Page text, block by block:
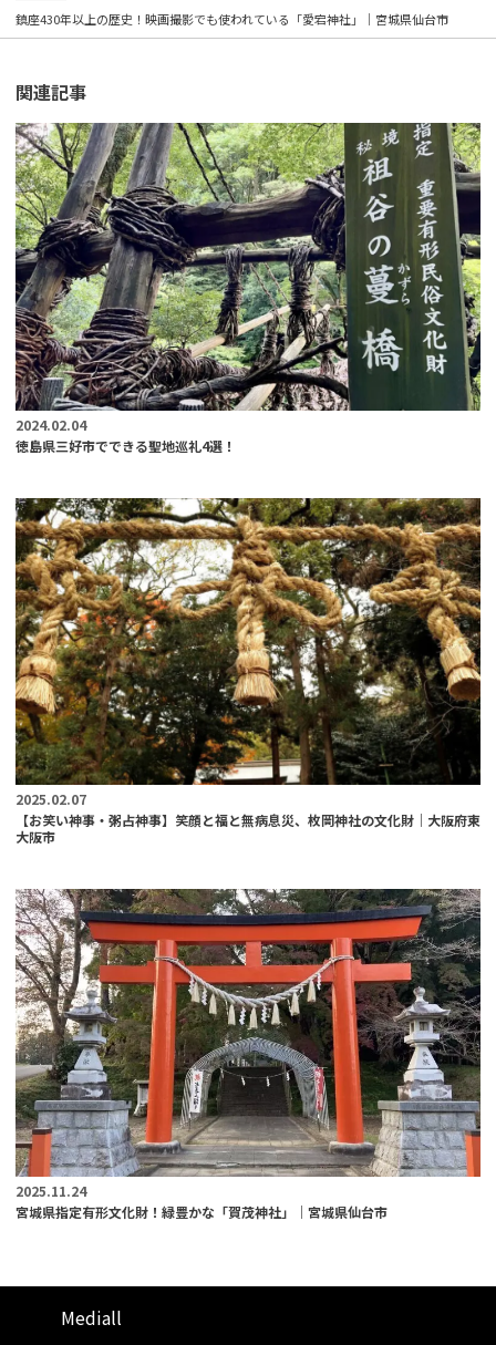
鎮座430年以上の歴史！映画撮影でも使われている「愛宕神社」｜宮城県仙台市
関連記事
2024.02.04
徳島県三好市でできる聖地巡礼4選！
2025.02.07
【お笑い神事・粥占神事】笑顔と福と無病息災、枚岡神社の文化財｜大阪府東
大阪市
2025.11.24
宮城県指定有形文化財！緑豊かな「賀茂神社」｜宮城県仙台市
Mediall